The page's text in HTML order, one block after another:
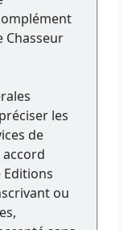
Chasseur
les
de
ou